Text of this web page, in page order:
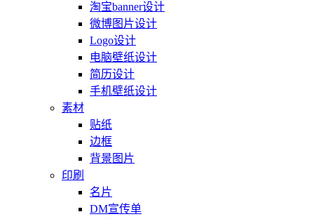
淘宝banner设计
微博图片设计
Logo设计
电脑壁纸设计
简历设计
手机壁纸设计
素材
贴纸
边框
背景图片
印刷
名片
DM宣传单